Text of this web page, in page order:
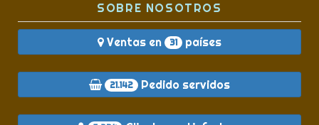
SOBRE NOSOTROS
Ventas en 31 países
21.142 Pedido servidos